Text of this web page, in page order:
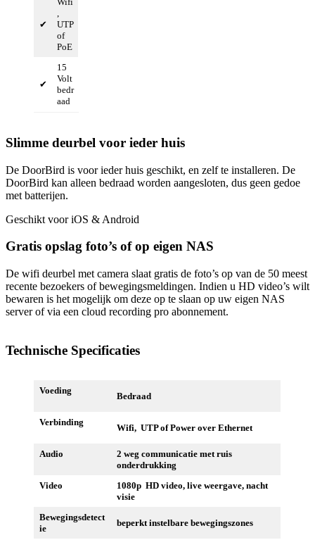
✔
,
UTP
of
PoE
✔
15
Volt
bedr
aad
Slimme deurbel voor ieder huis
De DoorBird is voor ieder huis geschikt, en zelf te installeren. De
DoorBird kan alleen bedraad worden aangesloten, dus geen gedoe
met batterijen.
Geschikt voor iOS & Android
Gratis opslag foto’s of op eigen NAS
De wifi deurbel met camera slaat gratis de foto’s op van de 50 meest
recente bezoekers of bewegingsmeldingen. Indien u HD video’s wilt
bewaren is het mogelijk om deze op te slaan op uw eigen NAS
server of via een cloud recording pro abonnement.
Technische Specificaties
Voeding
Bedraad
Verbinding
Wifi, UTP of Power over Ethernet
Audio
2 weg communicatie met ruis
onderdrukking
Video
1080p HD video, live weergave, nacht
visie
Bewegingsdetect
ie
beperkt instelbare bewegingszones